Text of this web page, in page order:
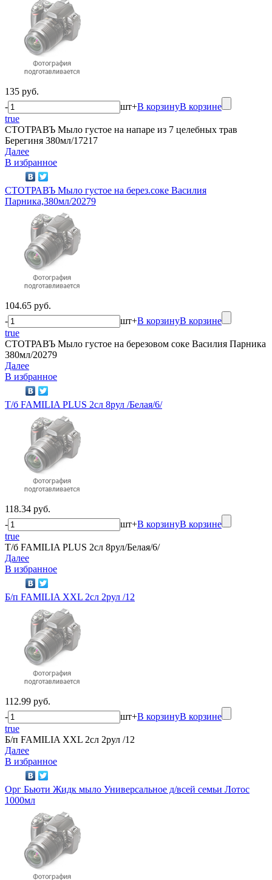
135 руб.
-
шт+В корзинуВ корзине
true
СТОТРАВЪ Мыло густое на напаре из 7 целебных трав
Берегиня 380мл/17217
Далее
В избранное
СТОТРАВЪ Мыло густое на берез.соке Василия
Парника,380мл/20279
104.65 руб.
-
шт+В корзинуВ корзине
true
СТОТРАВЪ Мыло густое на березовом соке Василия Парника
380мл/20279
Далее
В избранное
Т/б FAMILIA PLUS 2сл 8рул /Белая/6/
118.34 руб.
-
шт+В корзинуВ корзине
true
Т/б FAMILIA PLUS 2сл 8рул/Белая/6/
Далее
В избранное
Б/п FAMILIA XXL 2сл 2рул /12
112.99 руб.
-
шт+В корзинуВ корзине
true
Б/п FAMILIA XXL 2сл 2рул /12
Далее
В избранное
Орг Бьюти Жидк мыло Универсальное д/всей семьи Лотос
1000мл